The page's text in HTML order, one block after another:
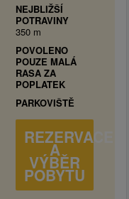
NEJBLIŽŠÍ
POTRAVINY
350 m
POVOLENO
POUZE MALÁ
RASA ZA
POPLATEK
PARKOVIŠTĚ
REZERVACE
A
VÝBĚR
POBYTU